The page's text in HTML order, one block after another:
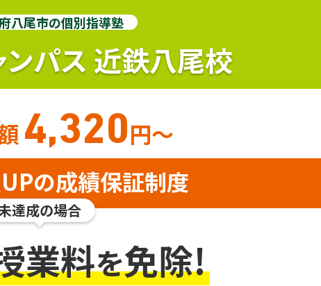
八尾市の個別指導塾
パス 近鉄八尾校
4,320円〜
の成績保証制度
達成の場合
業料を免除!